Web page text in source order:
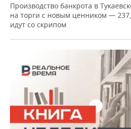
Производство банкрота в
на торги с новым ценником —
идут со скрипом